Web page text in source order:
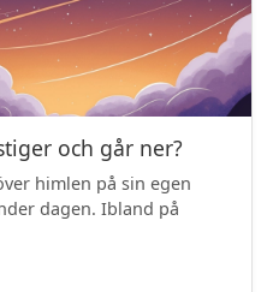
och går ner?
himlen på sin egen
dagen. Ibland på